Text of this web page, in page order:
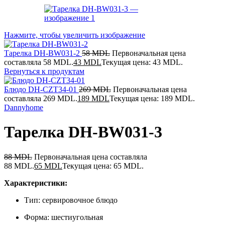
Нажмите, чтобы увеличить изображение
Тарелка DH-BW031-2 58MDL Первоначальная цена
составляла 58 MDL.43 MDLТекущая цена: 43 MDL.
Вернуться к продуктам
Блюдо DH-CZT34-01 269MDL Первоначальная цена
составляла 269 MDL.189 MDLТекущая цена: 189 MDL.
Dannyhome
Тарелка DH-BW031-3
88MDL Первоначальная цена составляла
88 MDL.65 MDLТекущая цена: 65 MDL.
Характеристики:
Тип: сервировочное блюдо
Форма: шестиугольная